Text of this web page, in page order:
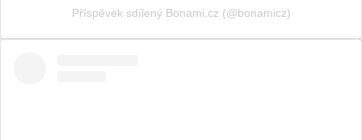
Příspěvek sdílený Bonami.cz (@bonamicz)